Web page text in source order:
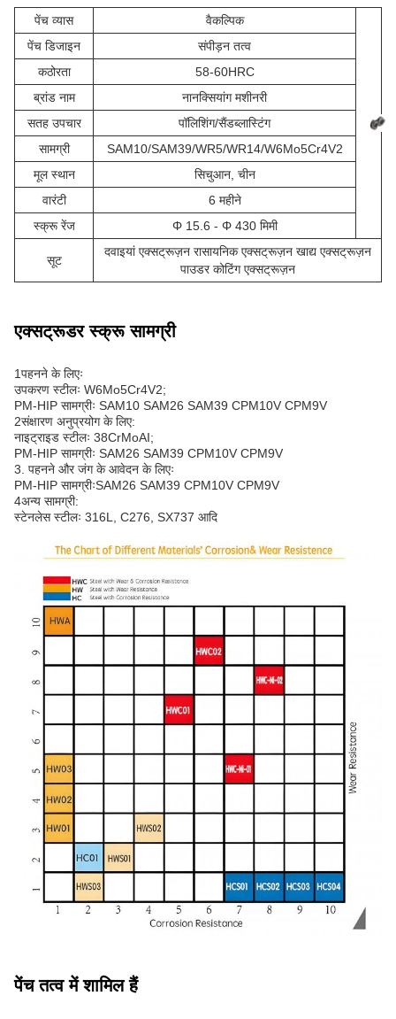
पेंच व्यास
वैकल्पिक
पेंच डिजाइन
संपीड़न तत्व
कठोरता
58-60HRC
ब्रांड नाम
नानक्सियांग मशीनरी
सतह उपचार
पॉलिशिंग/सैंडब्लास्टिंग
सामग्री
SAM10/SAM39/WR5/WR14/W6Mo5Cr4V2
मूल स्थान
सिचुआन, चीन
वारंटी
6 महीने
स्क्रू रेंज
Φ 15.6 - Φ 430 मिमी
सूट
दवाइयां एक्सट्रूज़न रासायनिक एक्सट्रूज़न खाद्य एक्सट्रूज़न
पाउडर कोटिंग एक्सट्रूज़न
एक्सट्रूडर स्क्रू सामग्री
1पहनने के लिएः
उपकरण स्टीलः W6Mo5Cr4V2;
PM-HIP सामग्रीः SAM10 SAM26 SAM39 CPM10V CPM9V
2संक्षारण अनुप्रयोग के लिए:
नाइट्राइड स्टीलः 38CrMoAI;
PM-HIP सामग्रीः SAM26 SAM39 CPM10V CPM9V
3. पहनने और जंग के आवेदन के लिएः
PM-HIP सामग्रीःSAM26 SAM39 CPM10V CPM9V
4अन्य सामग्री:
स्टेनलेस स्टीलः 316L, C276, SX737 आदि
पेंच तत्व में शामिल हैं